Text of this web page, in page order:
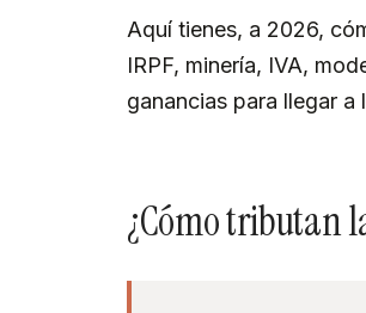
Aquí tienes, a 2026,
IRPF, minería, IVA,
ganancias para llegar a
¿Cómo tributan